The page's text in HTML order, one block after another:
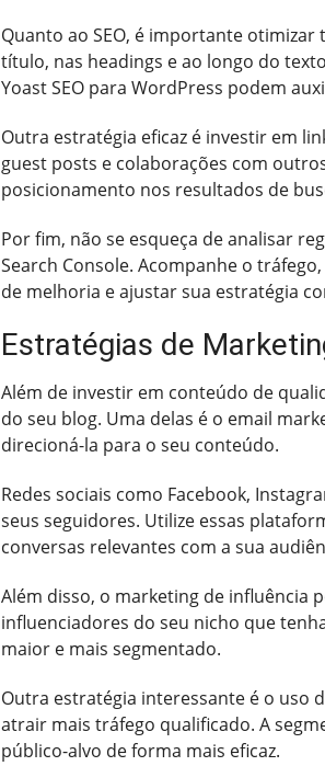
Quanto ao SEO, é importante
título, nas headings e ao longo do
Yoast SEO para WordPress podem
Outra estratégia eficaz é investir em
guest posts e colaborações com
posicionamento nos resultados de
Por fim, não se esqueça de analisar
Search Console. Acompanhe o
de melhoria e ajustar sua estratégia
Estratégias de
Além de investir em conteúdo de
do seu blog. Uma delas é o email
direcioná-la para o seu conteúdo.
Redes sociais como Facebook,
seus seguidores. Utilize essas
conversas relevantes com a sua
Além disso, o marketing de influência
influenciadores do seu nicho que
maior e mais segmentado.
Outra estratégia interessante é o uso
atrair mais tráfego qualificado. A
público-alvo de forma mais eficaz.